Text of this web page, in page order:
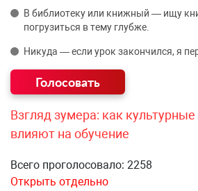
В библиотеку или книжный — ищу
погрузиться в тему глубже.
Никуда — если урок закончился, я
Взгляд зумера: как
влияют на обучение
Всего проголосовало: 2258
Открыть отдельно